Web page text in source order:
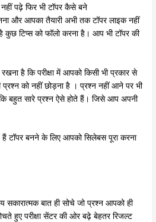
पढ़े फिर भी टॉपर कैसे बने
और आपका तैयारी अभी तक टॉपर लाइक नहीं
है कुछ टिप्स को फॉलो करना है। आप भी टॉपर की
है कि परीक्षा में आपको किसी भी प्रकार से
को नहीं छोड़ना है । प्रश्न नहीं आने पर भी
बहुत सारे प्रश्न ऐसे होते हैं। जिसे आप अपनी
बनने के लिए आपको सिलेबस पूरा करना
सकारात्मक बात ही सोचे जो प्रश्न आपको ही
हुए परीक्षा सेंटर की ओर बढ़े बेहतर रिजल्ट